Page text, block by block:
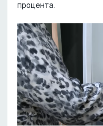
процента.